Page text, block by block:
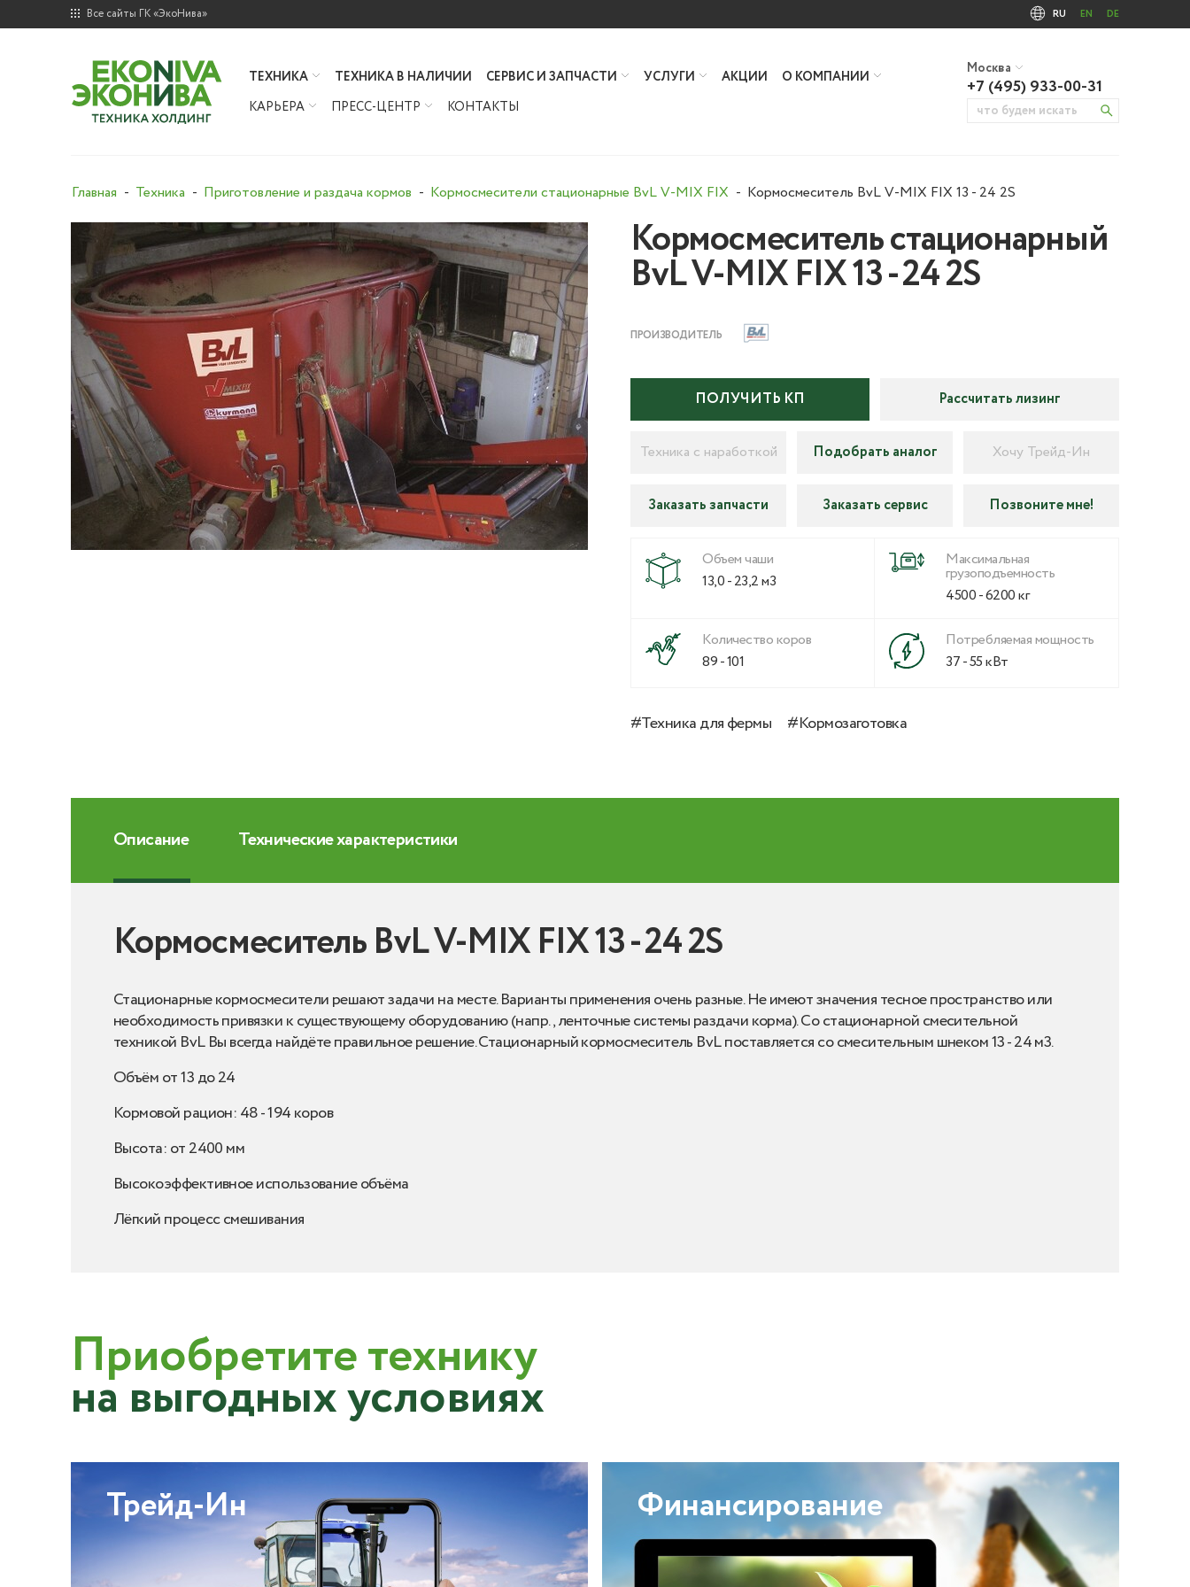
Все сайты ГК «ЭкоНива» RU EN DE
ТЕХНИКА ТЕХНИКА В НАЛИЧИИ СЕРВИС И ЗАПЧАСТИ УСЛУГИ АКЦИИ
О КОМПАНИИ
КАРЬЕРА
ПРЕСС-ЦЕНТР КОНТАКТЫ
Москва
+7 (495) 933-00-31
Главная Техника Приготовление и раздача кормов Кормосмесители стационарные BvL V-MIX FIX Кормосмеситель BvL V-MIX FIX 13 - 24 2S
Кормосмеситель стационарный
BvL V-MIX FIX 13 - 24 2S
ПРОИЗВОДИТЕЛЬ
ПОЛУЧИТЬ КП Рассчитать лизинг
Техника с наработкой Подобрать аналог Хочу Трейд-Ин
Заказать запчасти Заказать сервис Позвоните мне!
Объем чаши
13,0 - 23,2 м3
Максимальная
грузоподъемность
4500 - 6200 кг
Количество коров
89 - 101
Потребляемая мощность
37 - 55 кВт
#Техника для фермы #Кормозаготовка
Описание Технические характеристики
Кормосмеситель BvL V-MIX FIX 13 - 24 2S
Стационарные кормосмесители решают задачи на месте. Варианты применения очень разные. Не имеют значения тесное пространство или
необходимость привязки к существующему оборудованию (напр., ленточные системы раздачи корма). Со стационарной смесительной
техникой BvL Вы всегда найдёте правильное решение. Стационарный кормосмеситель BvL поставляется со смесительным шнеком 13 - 24 м3.
Объём от 13 до 24
Кормовой рацион: 48 - 194 коров
Высота: от 2400 мм
Высокоэффективное использование объёма
Лёгкий процесс смешивания
Приобретите технику
на выгодных условиях
Трейд-Ин Финансирование